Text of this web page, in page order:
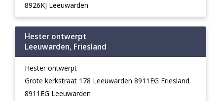
8926KJ Leeuwarden
Hester ontwerpt
Leeuwarden, Friesland
Hester ontwerpt
Grote kerkstraat 178 Leeuwarden 8911EG Friesland
8911EG Leeuwarden